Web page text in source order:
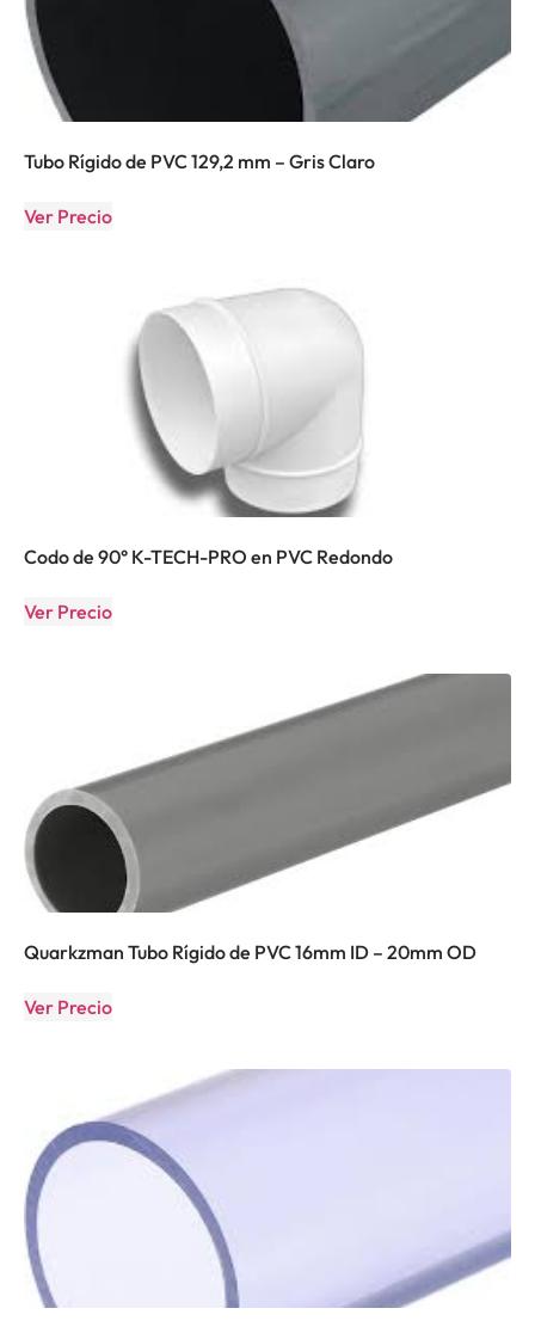
Tubo Rígido de PVC 129,2 mm – Gris Claro
Ver Precio
Codo de 90° K-TECH-PRO en PVC Redondo
Ver Precio
Quarkzman Tubo Rígido de PVC 16mm ID – 20mm OD
Ver Precio